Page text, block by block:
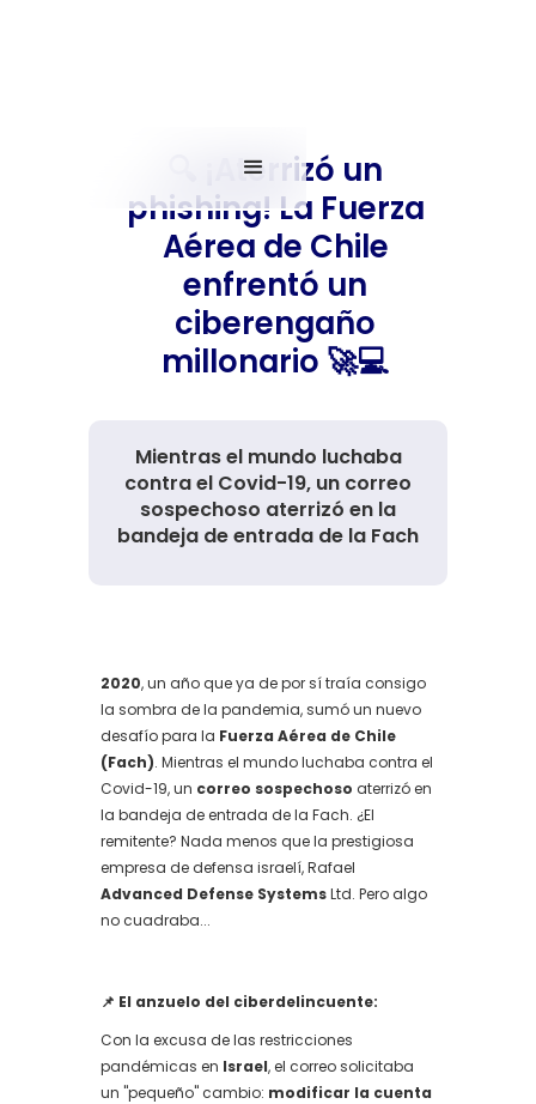
🔍 ¡Aterrizó un
phishing! La Fuerza
Aérea de Chile
enfrentó un
ciberengaño
millonario 🚀💻
Mientras el mundo luchaba
contra el Covid-19, un correo
sospechoso aterrizó en la
bandeja de entrada de la Fach
2020, un año que ya de por sí traía consigo
la sombra de la pandemia, sumó un nuevo
desafío para la Fuerza Aérea de Chile
(Fach). Mientras el mundo luchaba contra el
Covid-19, un correo sospechoso aterrizó en
la bandeja de entrada de la Fach. ¿El
remitente? Nada menos que la prestigiosa
empresa de defensa israelí, Rafael
Advanced Defense SystemsLtd. Pero algo
no cuadraba...
📌 El anzuelo del ciberdelincuente:
Con la excusa de las restricciones
pandémicas en Israel, el correo solicitaba
un "pequeño" cambio: modificar la cuenta